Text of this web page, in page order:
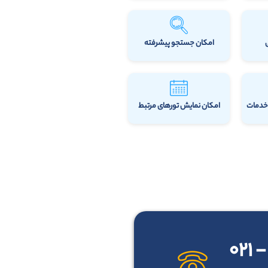
امکان جستجو پیشرفته
خدمات امکان نمایش تورهای مرتبط